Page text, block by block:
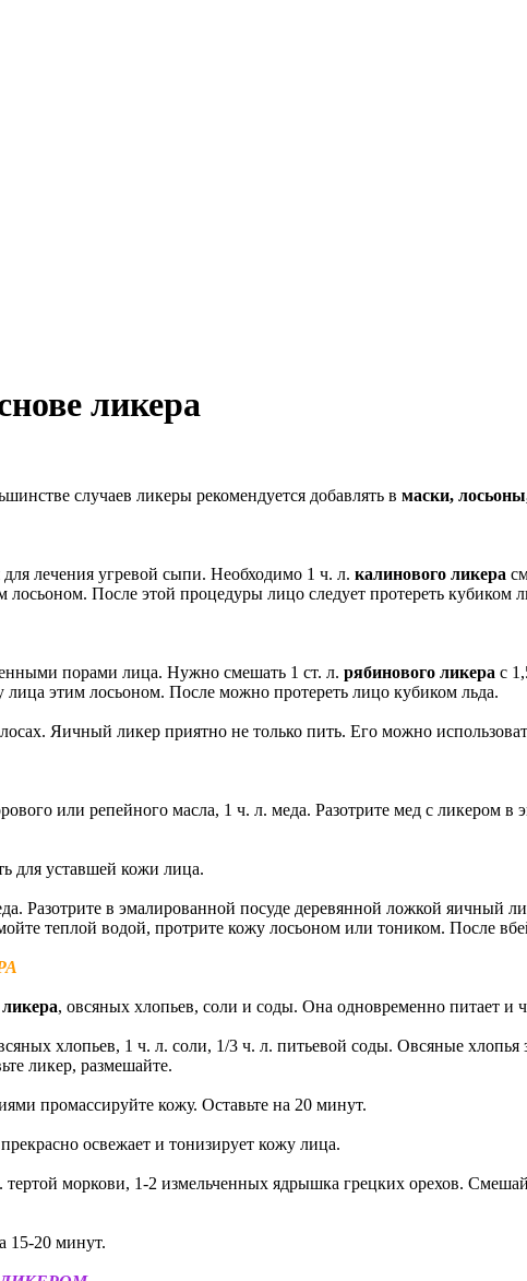
ликера
случаев ликеры рекомендуется добавлять в маски,
лечения угревой сыпи. Необходимо 1 ч. л. калинового ликера
После этой процедуры лицо следует протереть кубиком
порами лица. Нужно смешать 1 ст. л. рябинового ликера с
этим лосьоном. После можно протереть лицо кубиком льда.
Яичный ликер приятно не только пить. Его можно
или репейного масла, 1 ч. л. меда. Разотрите мед с ликером
для уставшей кожи лица.
Разотрите в эмалированной посуде деревянной ложкой яичный
теплой водой, протрите кожу лосьоном или тоником. После
, овсяных хлопьев, соли и соды. Она одновременно питает и
хлопьев, 1 ч. л. соли, 1/3 ч. л. питьевой соды. Овсяные хлопья
ликер, размешайте.
промассируйте кожу. Оставьте на 20 минут.
освежает и тонизирует кожу лица.
моркови, 1-2 измельченных ядрышка грецких орехов.
15-20 минут.